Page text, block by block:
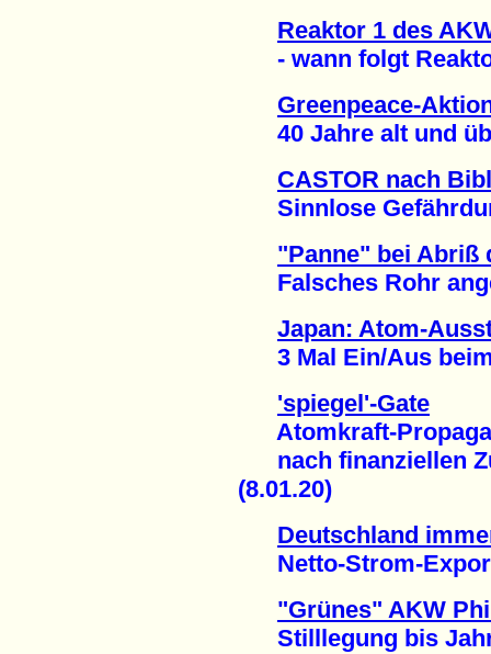
Reaktor 1 des
- wann folgt
Greenpeace-
40 Jahre alt und
CASTOR nach
Sinnlose
"Panne" bei Abriß
Falsches Rohr
Japan: Atom-
3 Mal Ein/Aus beim
'spiegel'-Gate
Atomkraft-
nach finanziellen
(8.01.20)
Deutschland
Netto-Strom-
"Grünes" AKW
Stilllegung bis